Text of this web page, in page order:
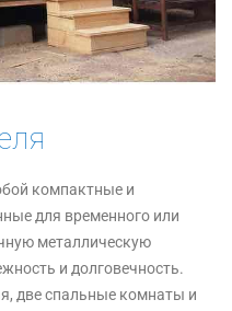
компактные и
для временного или
металлическую
и долговечность.
две спальные комнаты и